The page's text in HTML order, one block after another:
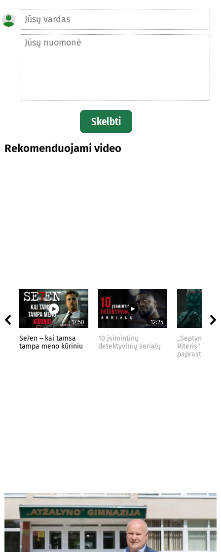
Skelbti
Rekomenduojami video
17:50
Se7en – kai tamsa
tampa meno kūriniu
12:25
10 įsimintinų
detektyvinių serialų
„Septynių
Riteris" – kai
paprastumas